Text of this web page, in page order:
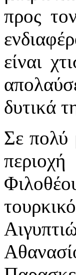
προς
είναι
δυτικά
Σε πολύ